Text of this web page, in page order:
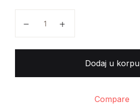
Dodaj u korpu
Compare